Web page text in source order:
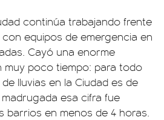
continúa trabajando frente
equipos de emergencia en
Cayó una enorme
muy poco tiempo: para todo
lluvias en la Ciudad es de
madrugada esa cifra fue
barrios en menos de 4 horas.